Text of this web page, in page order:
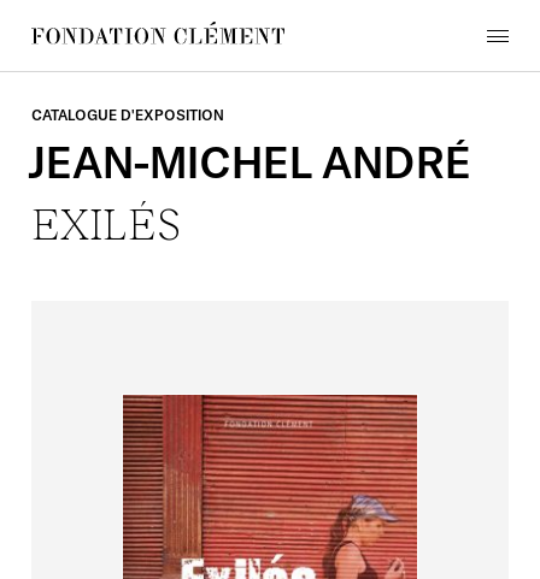
content
menu
CATALOGUE D'EXPOSITION
JEAN-MICHELANDRÉ
EXILÉS